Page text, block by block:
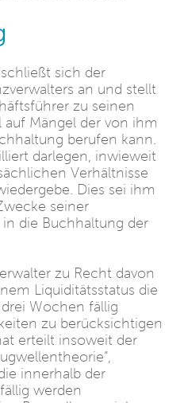
sich der
an und stellt
zu seinen
Mängel der von ihm
berufen kann.
darlegen, inwieweit
Verhältnisse
Dies sei ihm
seiner
die Buchhaltung der
zu Recht davon
Liquiditätsstatus die
Wochen fällig
zu berücksichtigen
erteilt insoweit der
innerhalb der
werden